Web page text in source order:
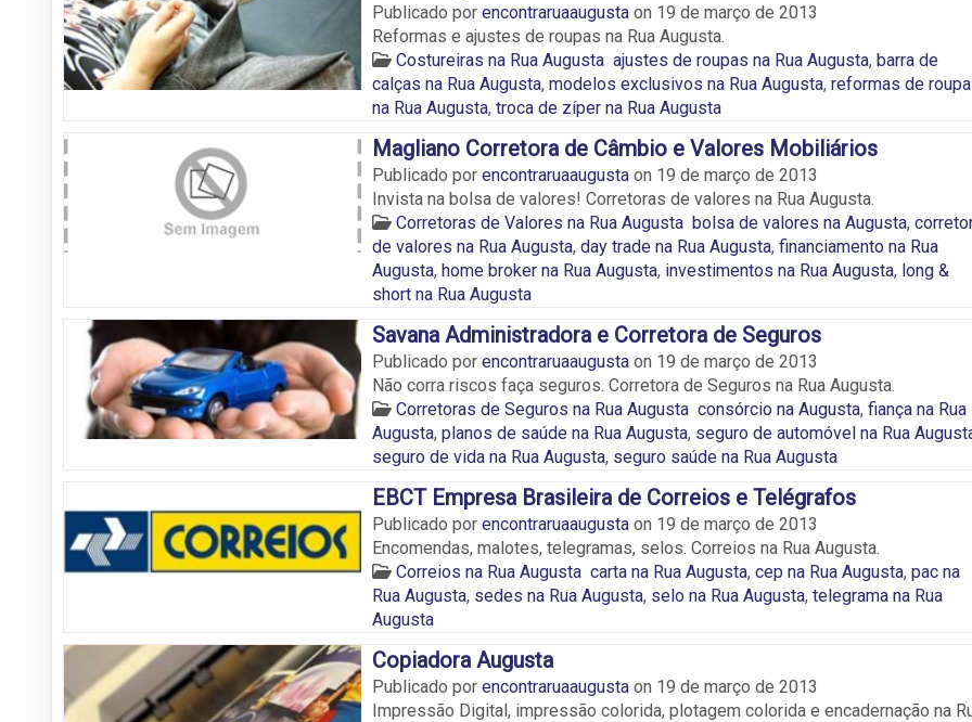
Publicado por encontraruaaugusta on 19 de março de 2013
Reformas e ajustes de roupas na Rua Augusta.
Costureiras na Rua Augusta ajustes de roupas na Rua Augusta, barra de
calças na Rua Augusta, modelos exclusivos na Rua Augusta, reformas de
na Rua Augusta, troca de zíper na Rua Augusta
Magliano Corretora de Câmbio e Valores Mobiliários
Publicado por encontraruaaugusta on 19 de março de 2013
Invista na bolsa de valores! Corretoras de valores na Rua Augusta.
Corretoras de Valores na Rua Augusta bolsa de valores na Augusta,
de valores na Rua Augusta, day trade na Rua Augusta, financiamento na Rua
Augusta, home broker na Rua Augusta, investimentos na Rua Augusta, long &
short na Rua Augusta
Savana Administradora e Corretora de Seguros
Publicado por encontraruaaugusta on 19 de março de 2013
Não corra riscos faça seguros. Corretora de Seguros na Rua Augusta.
Corretoras de Seguros na Rua Augusta consórcio na Augusta, fiança na Rua
Augusta, planos de saúde na Rua Augusta, seguro de automóvel na Rua
seguro de vida na Rua Augusta, seguro saúde na Rua Augusta
EBCT Empresa Brasileira de Correios e Telégrafos
Publicado por encontraruaaugusta on 19 de março de 2013
Encomendas, malotes, telegramas, selos. Correios na Rua Augusta.
Correios na Rua Augusta carta na Rua Augusta, cep na Rua Augusta, pac na
Rua Augusta, sedes na Rua Augusta, selo na Rua Augusta, telegrama na Rua
Augusta
Copiadora Augusta
Publicado por encontraruaaugusta on 19 de março de 2013
Impressão Digital, impressão colorida, plotagem colorida e encadernação na